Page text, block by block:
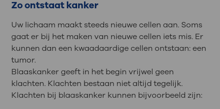
Zo ontstaat kanker
Uw lichaam maakt steeds nieuwe cellen aan. Soms
gaat er bij het maken van nieuwe cellen iets mis. Er
kunnen dan een kwaadaardige cellen ontstaan: een
tumor.
Blaaskanker geeft in het begin vrijwel geen
klachten. Klachten bestaan niet altijd tegelijk.
Klachten bij blaaskanker kunnen bijvoorbeeld zijn: